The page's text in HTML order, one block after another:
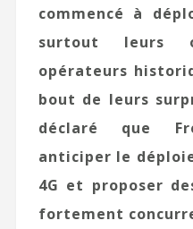
commencé à
surtout leurs
opérateurs
bout de leurs
déclaré que
anticiper le
4G et proposer
fortement